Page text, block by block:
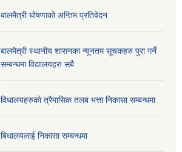
बालमैत्री घोषणाको अन्तिम प्रतिवेदन
बालमैत्री स्थानीय शासनका न्यूनतम सूचकहरु पुरा गर्ने
सम्बन्धमा विद्यालयहरु सबै
विधालयहरुकाे त्रैमासिक तलब भत्ता निकासा सम्बन्धमा
बिधालयलाई निकासा सम्बन्धमा